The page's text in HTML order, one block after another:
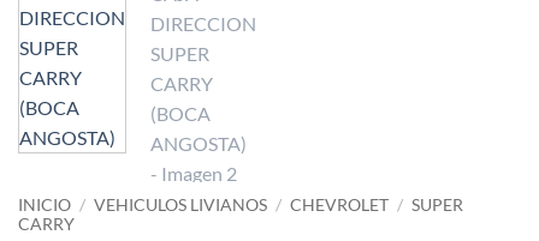
INICIO / VEHICULOS LIVIANOS / CHEVROLET / SUPER
CARRY